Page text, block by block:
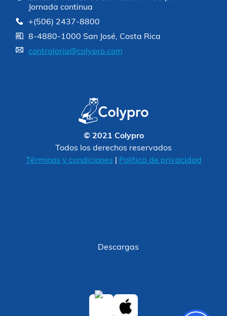
Jornada continua
+(506) 2437-8800
8-4880-1000 San José, Costa Rica
contraloria@colypro.com
© 2021 Colypro
Todos los derechos reservados
Términos y condiciones
Política de privacidad
Descargas